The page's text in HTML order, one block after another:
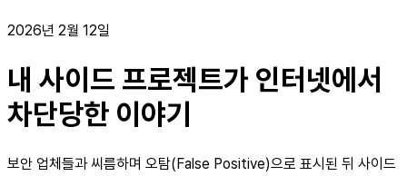
2026년 2월 12일
내 사이드 프로젝트가 인터넷에서
차단당한 이야기
보안 업체들과 씨름하며 오탐(False Positive)으로 표시된 뒤 사이드